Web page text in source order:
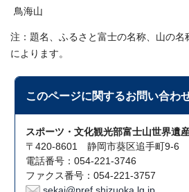
鳥海山
注：題名、ふるさと富士の名称、山の名
によります。
このページに関するお問い合わ
スポーツ・文化観光部富士山世界遺
〒420-8601 静岡市葵区追手町9-6
電話番号：054-221-3746
ファクス番号：054-221-3757